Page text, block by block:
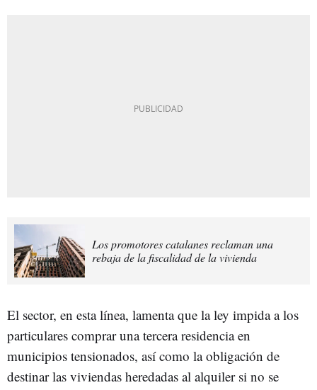
Los promotores catalanes reclaman una
rebaja de la fiscalidad de la vivienda
El sector, en esta línea, lamenta que la ley impida a los
particulares comprar una tercera residencia en
municipios tensionados, así como la obligación de
destinar las viviendas heredadas al alquiler si no se